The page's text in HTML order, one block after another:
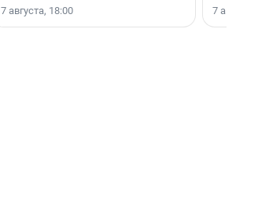
7 августа, 18:00 7